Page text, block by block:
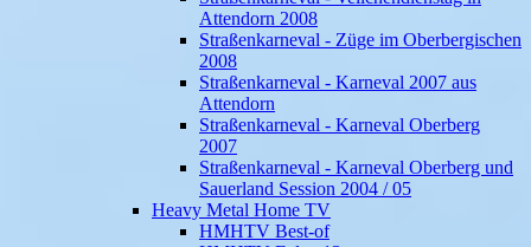
Attendorn 2008
Straßenkarneval - Züge im Oberbergischen
2008
Straßenkarneval - Karneval 2007 aus
Attendorn
Straßenkarneval - Karneval Oberberg
2007
Straßenkarneval - Karneval Oberberg und
Sauerland Session 2004 / 05
Heavy Metal Home TV
HMHTV Best-of